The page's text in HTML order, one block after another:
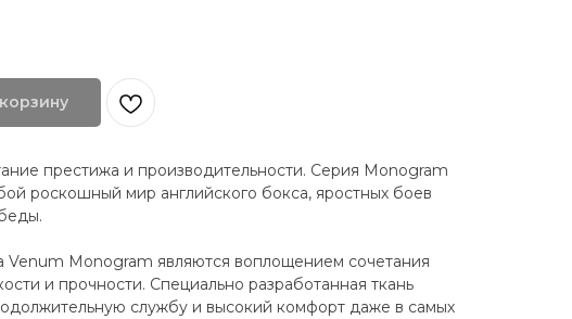
престижа и производительности. Серия Monogram
роскошный мир английского бокса, яростных боев
Monogram являются воплощением сочетания
и прочности. Специально разработанная ткань
службу и высокий комфорт даже в самых